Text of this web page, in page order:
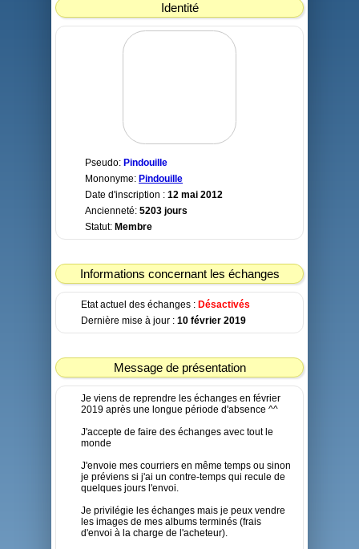
Identité
Pseudo: Pindouille
Mononyme: Pindouille
Date d'inscription : 12 mai 2012
Ancienneté: 5203 jours
Statut: Membre
Informations concernant les échanges
Etat actuel des échanges : Désactivés
Dernière mise à jour : 10 février 2019
Message de présentation
Je viens de reprendre les échanges en février
2019 après une longue période d'absence ^^
J'accepte de faire des échanges avec tout le
monde
J'envoie mes courriers en même temps ou sinon
je préviens si j'ai un contre-temps qui recule de
quelques jours l'envoi.
Je privilégie les échanges mais je peux vendre
les images de mes albums terminés (frais
d'envoi à la charge de l'acheteur).